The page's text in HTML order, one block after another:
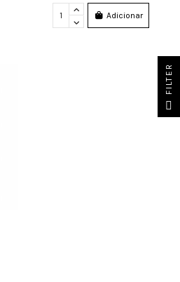
Adicionar
FILTER